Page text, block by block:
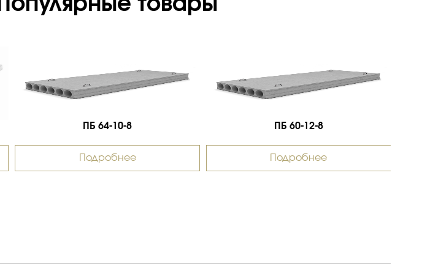
ПБ 64-10-8
Подробнее
ПБ 60-12-8
Подробнее